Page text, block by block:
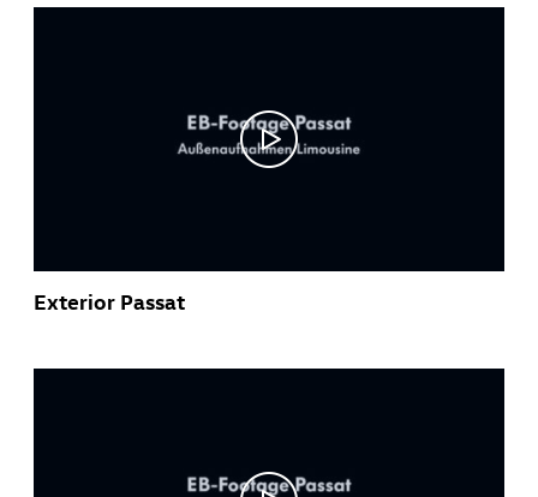
Exterior Passat